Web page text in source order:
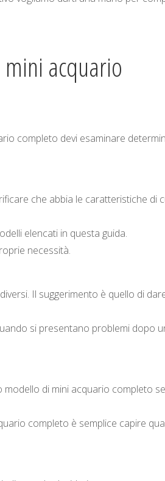
acquario
completo devi esaminare
che abbia le caratteristiche di
elencati in questa guida.
necessità.
Il suggerimento è quello di
si presentano problemi dopo
di mini acquario completo
completo è semplice capire